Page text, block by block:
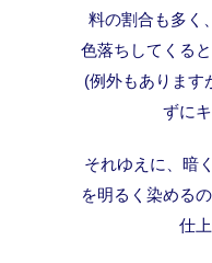
料の割合も多く
色落ちしてくる
(例外もあります
ずに
それゆえに、暗
を明るく染める
仕